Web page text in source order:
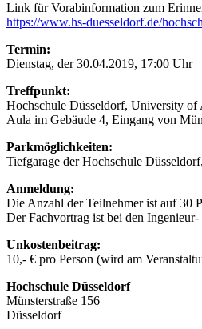
Link für Vorabinformation zum
https://www.hs-duesseldorf.de/
Termin:
Dienstag, der 30.04.2019, 17:00 Uhr
Treffpunkt:
Hochschule Düsseldorf, University of
Aula im Gebäude 4, Eingang von
Parkmöglichkeiten:
Tiefgarage der Hochschule
Anmeldung:
Die Anzahl der Teilnehmer ist auf 30
Der Fachvortrag ist bei den
Unkostenbeitrag:
10,- € pro Person (wird am
Hochschule Düsseldorf
Münsterstraße 156
Düsseldorf